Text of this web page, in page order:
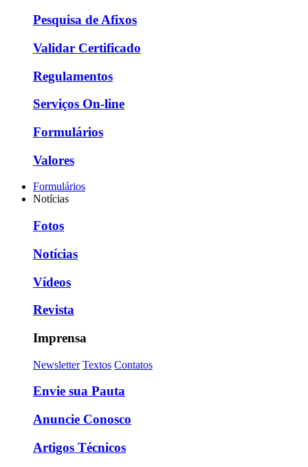
Pesquisa de Afixos
Validar Certificado
Regulamentos
Serviços On-line
Formulários
Valores
Formulários
Notícias
Fotos
Notícias
Vídeos
Revista
Imprensa
Newsletter Textos Contatos
Envie sua Pauta
Anuncie Conosco
Artigos Técnicos